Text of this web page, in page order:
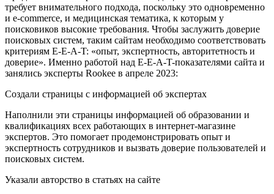
требует внимательного подхода, поскольку это одновременно
и e-commerce, и медицинская тематика, к которым у
поисковиков высокие требования. Чтобы заслужить доверие
поисковых систем, таким сайтам необходимо соответствовать
критериям E-E-A-T: «опыт, экспертность, авторитетность и
доверие». Именно работой над E-E-A-T-показателями сайта и
занялись эксперты Rookee в апреле 2023:
Создали страницы с информацией об экспертах
Наполнили эти страницы информацией об образовании и
квалификациях всех работающих в интернет-магазине
экспертов. Это помогает продемонстрировать опыт и
экспертность сотрудников и вызвать доверие пользователей и
поисковых систем.
Указали авторство в статьях на сайте